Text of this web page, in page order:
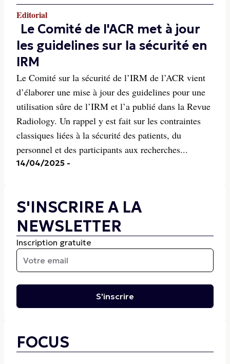
Editorial
Le Comité de l'ACR met à jour
les guidelines sur la sécurité en
IRM
Le Comité sur la sécurité de l’IRM de l’ACR vient
d’élaborer une mise à jour des guidelines pour une
utilisation sûre de l’IRM et l’a publié dans la Revue
Radiology. Un rappel y est fait sur les contraintes
classiques liées à la sécurité des patients, du
personnel et des participants aux recherches...
14/04/2025 -
S'INSCRIRE A LA
NEWSLETTER
Inscription gratuite
S'inscrire
FOCUS